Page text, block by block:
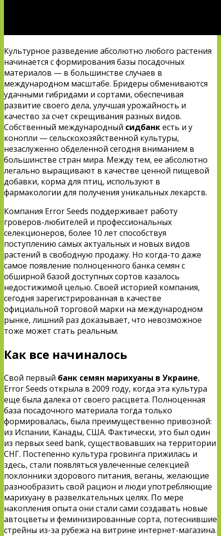
Культурное разведение абсолютно любого растения
начинается с формирования базы посадочных
материалов — в большинстве случаев в
международном масштабе. Бридеры обмениваются
удачными гибридами и сортами, обеспечивая
развитие своего дела, улучшая урожайность и
качество за счет скрещивания разных видов.
Собственный международный сидбанкесть и у
конопли — сельскохозяйственной культуры,
незаслуженно обделенной сегодня вниманием в
большинстве стран мира. Между тем, ее абсолютно
легально выращивают в качестве ценной пищевой
добавки, корма для птиц, используют в
фармакологии для получения уникальных лекарств.
Компания Error Seeds поддерживает работу
гроверов-любителей и профессиональных
селекционеров, более 10 лет способствуя
поступлению самых актуальных и новых видов
растений в свободную продажу. Но когда-то даже
самое появление полноценного банка семян с
обширной базой доступных сортов казалось
недостижимой целью. Своей историей компания,
сегодня зарегистрированная в качестве
официальной торговой марки на международном
рынке, лишний раз доказывает, что невозможное
тоже может стать реальным.
Как все начиналось
Свой первый банк семян марихуаны в Украине,
Error Seeds открыла в 2009 году, когда эта культура
еще была далека от своего расцвета. Полноценная
база посадочного материала тогда только
формировалась, была преимущественно привозной:
из Испании, Канады, США. Фактически, это был один
из первых seed bank, существовавших на территории
СНГ. Постепенно культура гровинга прижилась и
здесь, стали появляться увлеченные селекцией
поклонники здорового питания, веганы, желающие
разнообразить свой рацион и люди употребляющие
марихуану в развелкательных целях. По мере
накопления опыта они стали сами создавать новые
автоцветы и феминизированные сорта, потеснившие
стрейны из-за рубежа на витрине интернет-магазина.